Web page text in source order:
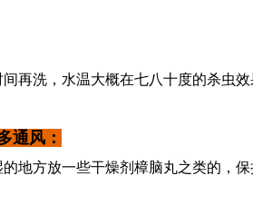
再洗，水温大概在七八十度的杀虫
通风：
地方放一些干燥剂樟脑丸之类的，